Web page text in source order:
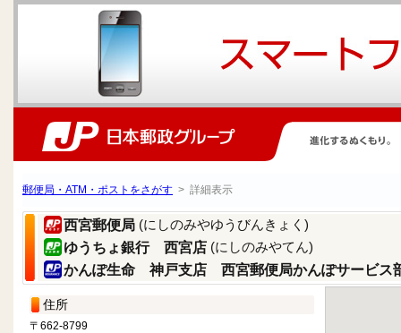
郵便局・ATM・ポストをさがす > 詳細表示
西宮郵便局 (にしのみやゆうびんきょく)
ゆうちょ銀行 西宮店 (にしのみやてん)
かんぽ生命 神戸支店 西宮郵便局かんぽサービス
住所
〒662-8799